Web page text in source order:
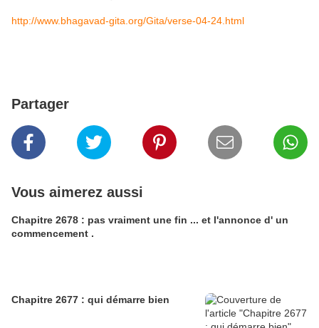
http://www.bhagavad-gita.org/Gita/verse-04-24.html
Partager
Vous aimerez aussi
Chapitre 2678 : pas vraiment une fin ... et l'annonce d' un
commencement .
Chapitre 2677 : qui démarre bien